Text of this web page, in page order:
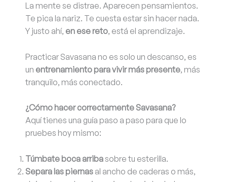
La mente se distrae. Aparecen pensamientos.
Te pica la nariz. Te cuesta estar sin hacer nada.
Y justo ahí, en ese reto, está el aprendizaje.
Practicar Savasana no es solo un descanso, es
un entrenamiento para vivir más presente, más
tranquilo, más conectado.
¿Cómo hacer correctamente Savasana?
Aquí tienes una guía paso a paso para que lo
pruebes hoy mismo:
Túmbate boca arribasobre tu esterilla.
Separa las piernas al ancho de caderas o más,